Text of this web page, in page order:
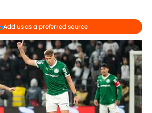
Add us as a preferred source